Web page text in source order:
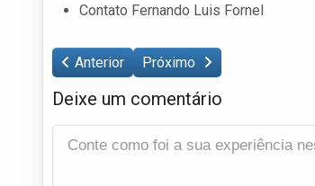
Contato Fernando Luis Fornel
Anterior Próximo
Deixe um comentário